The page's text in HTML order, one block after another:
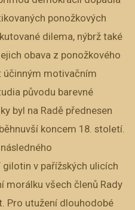
ponožkových
dilema, nýbrž také
obava z ponožkového
účinným motivačním
původu barevné
byl na Radě přednesen
koncem 18. století.
v pařížských ulicích
morálku všech členů Rady
Pro utužení dlouhodobé